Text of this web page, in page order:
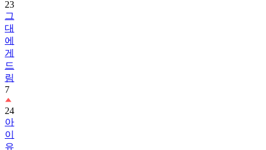
대
에
게
드
림
7
24
아
이
유
2